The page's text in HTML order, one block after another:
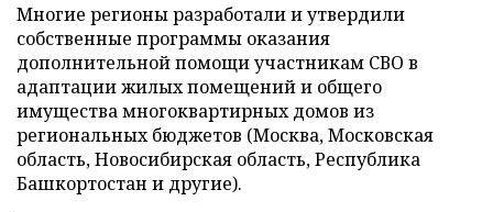
Многие регионы разработали и утвердили
собственные программы оказания
дополнительной помощи участникам СВО в
адаптации жилых помещений и общего
имущества многоквартирных домов из
региональных бюджетов (Москва, Московская
область, Новосибирская область, Республика
Башкортостан и другие).